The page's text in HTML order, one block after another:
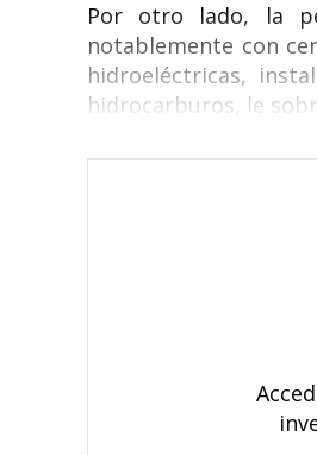
Por otro lado, la
notablemente con
hidroeléctricas,
hidrocarburos, le